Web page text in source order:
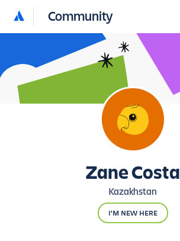
Community
Zane Costa
I'M NEW HERE
Kazakhstan